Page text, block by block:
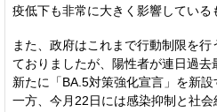
疫低下も非常に大きく影響している
また、政府はこれまで行動制限を
ておりましたが、陽性者が連日過
新たに「BA.5対策強化宣言」を新設
一方、今月22日には感染抑制と社会